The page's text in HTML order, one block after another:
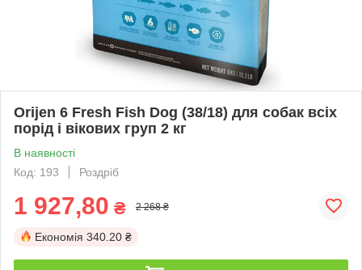
Orijen 6 Fresh Fish Dog (38/18) для собак всіх
порід і вікових груп 2 кг
В наявності
Код: 193
Роздріб
1 927,80 ₴ 2 268 ₴
Економія 340.20 ₴